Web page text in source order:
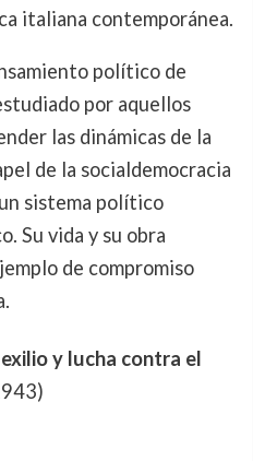
italiana contemporánea.
político de
por aquellos
las dinámicas de la
de la socialdemocracia
sistema político
Su vida y su obra
de compromiso
y lucha contra el